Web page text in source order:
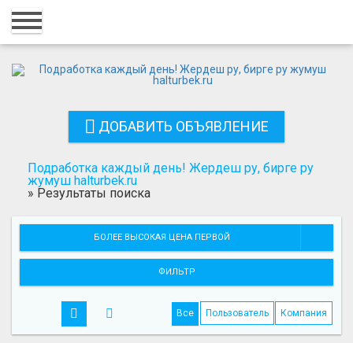
Главная
Добавить объявление
Поиск
ДОБАВИТЬ ОБЪЯВЛЕНИЕ
Подработка каждый день! Жердеш ру, бирге ру
жумуш halturbek.ru
» Результаты поиска
БОЛЕЕ ВЫСОКАЯ ЦЕНА ПЕРВОЙ
ФИЛЬТР
Все Пользователь Компания